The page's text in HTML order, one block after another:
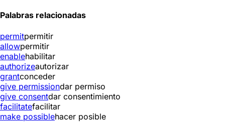
Palabras relacionadas
permitpermitir
allowpermitir
enablehabilitar
authorizeautorizar
grantconceder
give permissiondar permiso
give consentdar consentimiento
facilitatefacilitar
make possiblehacer posible